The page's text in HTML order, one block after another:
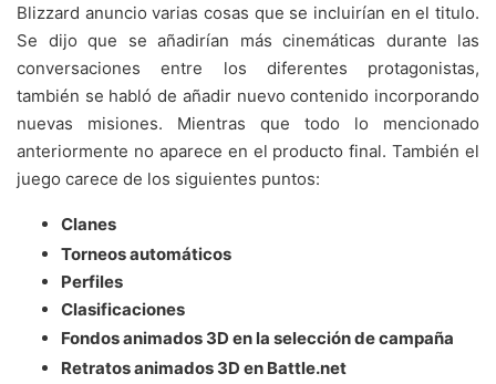
Blizzard anuncio varias cosas que se incluirían en el titulo.
Se dijo que se añadirían más cinemáticas durante las
conversaciones entre los diferentes protagonistas,
también se habló de añadir nuevo contenido incorporando
nuevas misiones. Mientras que todo lo mencionado
anteriormente no aparece en el producto final. También el
juego carece de los siguientes puntos:
Clanes
Torneos automáticos
Perfiles
Clasificaciones
Fondos animados 3D en la selección de campaña
Retratos animados 3D en Battle.net